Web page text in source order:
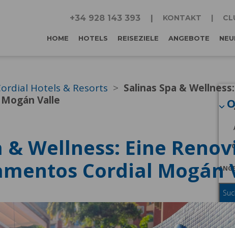
+34 928 143 393 KONTAKT
HOME HOTELS REISEZIELE ANGEBOTE
Hotels & Resorts
Salinas Spa &
Valle
& Wellness: Eine
Cordial Mogán